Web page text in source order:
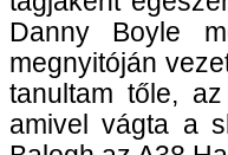
Danny Boyle
megnyitóján
tanultam tőle,
amivel vágta a